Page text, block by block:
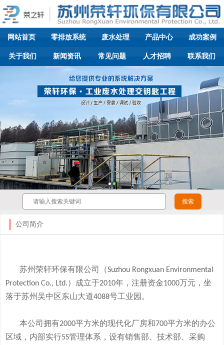
网站首页 零排放系统 废水处理 产品中心 成功案例
关于我们 新闻资讯 常见问题 人才招聘 联系我们
公司简介
苏州荣轩环保有限公司（Suzhou Rongxuan Environmental
Protection Co., Ltd.）成立于2010年，注册资金1000万元，坐
落于苏州吴中区东山大道4088号工业园。
本公司拥有2000平方米的现代化厂房和700平方米的办公
区域，内部实行5S管理体系，设有销售部、技术部、采购